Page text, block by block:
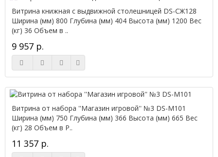
Витрина книжная с выдвижной столешницей DS-СЖ128
Ширина (мм) 800 Глубина (мм) 404 Высота (мм) 1200 Вес
(кг) 36 Объем в ..
9 957 р.
Витрина от набора ''Магазин игровой'' №3 DS-М101
Ширина (мм) 750 Глубина (мм) 366 Высота (мм) 665 Вес
(кг) 28 Объем в Р..
11 357 р.